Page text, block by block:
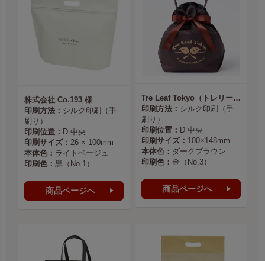
株式会社 Co.193 様
印刷方法： シルク印刷（手
刷り）
印刷位置： D 中央
印刷サイズ： 26 × 100mm
本体色： ライトベージュ
印刷色： 黒（No.1）
商品ページへ
Tre Leaf Tokyo（トレリーフ東京） 様
印刷方法： シルク印刷（手
刷り）
印刷位置： D 中央
印刷サイズ： 100×148mm
本体色： ダークブラウン
印刷色： 金（No.3）
商品ページへ